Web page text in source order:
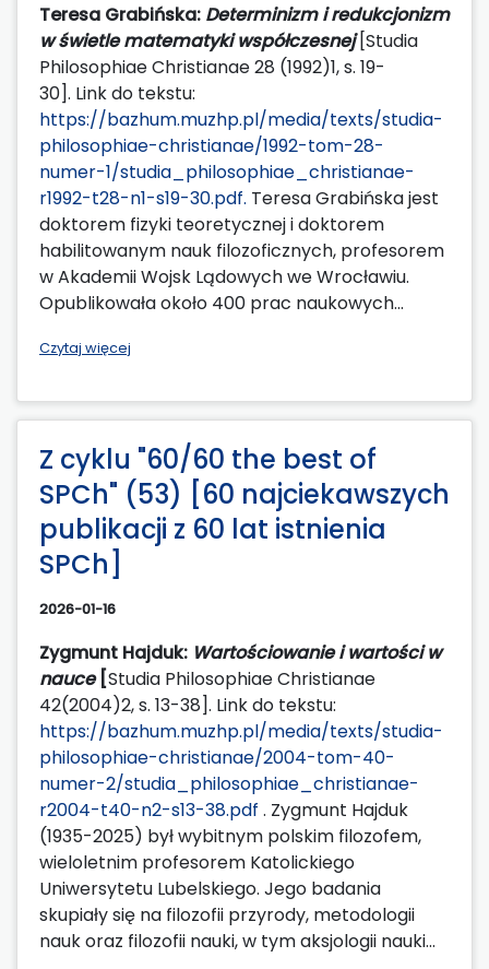
Teresa Grabińska: Determinizm i redukcjonizm
w świetle matematyki współczesnej[Studia
Philosophiae Christianae 28 (1992)1, s. 19-
30]. Link do tekstu:
https://bazhum.muzhp.pl/media/texts/studia-
philosophiae-christianae/1992-tom-28-
numer-1/studia_philosophiae_christianae-
r1992-t28-n1-s19-30.pdf. Teresa Grabińska jest
doktorem fizyki teoretycznej i doktorem
habilitowanym nauk filozoficznych, profesorem
w Akademii Wojsk Lądowych we Wrocławiu.
Opublikowała około 400 prac naukowych...
Czytaj więcej
Z cyklu "60/60 the best of
SPCh" (53) [60 najciekawszych
publikacji z 60 lat istnienia
SPCh]
2026-01-16
Zygmunt Hajduk: Wartościowanie i wartości w
nauce[Studia Philosophiae Christianae
42(2004)2, s. 13-38]. Link do tekstu:
https://bazhum.muzhp.pl/media/texts/studia-
philosophiae-christianae/2004-tom-40-
numer-2/studia_philosophiae_christianae-
r2004-t40-n2-s13-38.pdf . Zygmunt Hajduk
(1935-2025) był wybitnym polskim filozofem,
wieloletnim profesorem Katolickiego
Uniwersytetu Lubelskiego. Jego badania
skupiały się na filozofii przyrody, metodologii
nauk oraz filozofii nauki, w tym aksjologii nauki...